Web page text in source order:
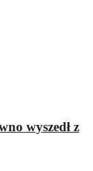
wyszedł z